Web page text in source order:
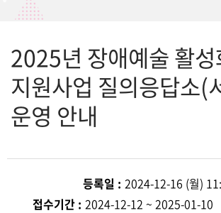
2025년 장애예술 활
지원사업 질의응답소(
운영 안내
등록일 : 2024-12-16 (월)
접수기간 : 2024-12-12 ~ 2025-01-10